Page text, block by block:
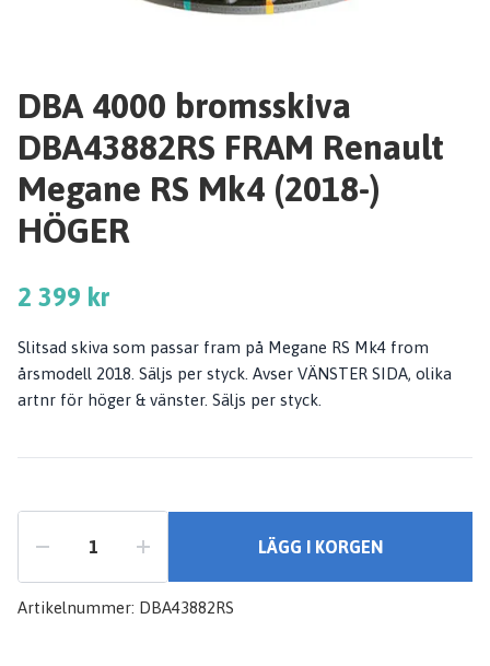
DBA 4000 bromsskiva
DBA43882RS FRAM Renault
Megane RS Mk4 (2018-)
HÖGER
2 399 kr
Slitsad skiva som passar fram på Megane RS Mk4 from
årsmodell 2018. Säljs per styck. Avser VÄNSTER SIDA, olika
artnr för höger & vänster. Säljs per styck.
LÄGG I KORGEN
Artikelnummer: DBA43882RS